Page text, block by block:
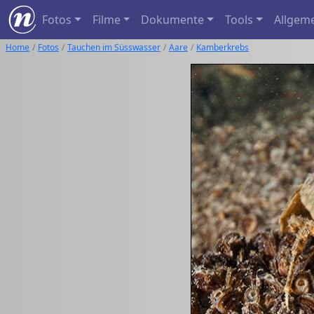
Fotos Filme Dokumente Tools
Home Fotos Tauchen im Süsswasser Aare Kamberkrebs